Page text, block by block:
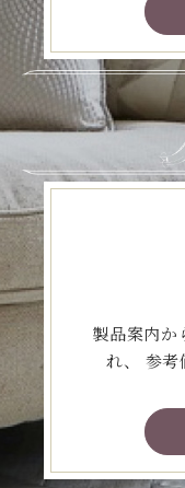
製品案内か
れ、
参考